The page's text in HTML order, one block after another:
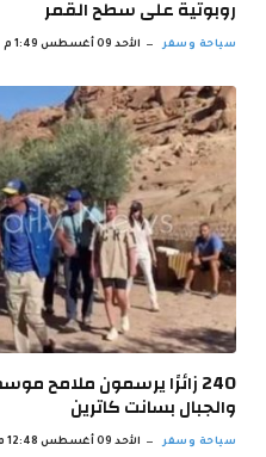
روبوتية على سطح القمر
سياحة وسفر الأحد 09 أغسطس 1:49 م
240 زائرًا يرسمون ملامح
والجبال بسانت كاترين
سياحة وسفر الأحد 09 أغسطس 12:48 م